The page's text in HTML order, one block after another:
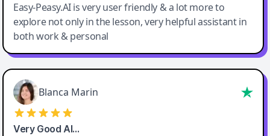
Easy-Peasy.AI is very user friendly & a lot more to
explore not only in the lesson, very helpful assistant in
both work & personal
Blanca Marin
Very Good AI…